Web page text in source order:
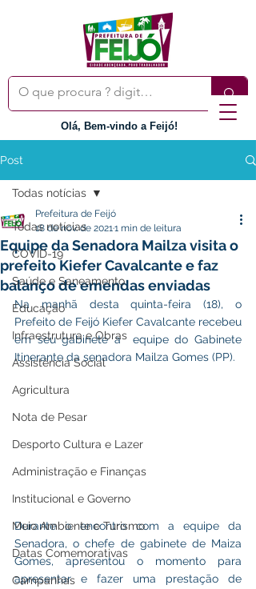
Olá, Bem-vindo a Feijó!
Post
Todas notícias
COVID-19
Saúde e Saneamento
Educação
Infraestrutura e Obras
Assistência Social
Agricultura
Nota de Pesar
Desporto Cultura e Lazer
Administração e Finanças
Institucional e Governo
Meio Ambiente e Turismo
Datas Comemorativas
Campanhas
Todas notícias
Equipe da Senadora Mailza visita o
prefeito Kiefer Cavalcante e faz
balanço de emendas enviadas
Prefeitura de Feijó
18 de nov. de 20211 min de leitura
Na manhã desta quinta-feira (18), o
Prefeito de Feijó Kiefer Cavalcante recebeu
em seu gabinete a  equipe do Gabinete
Itinerante da senadora Mailza Gomes (PP).
Durante o encontro com a equipe da
Senadora, o chefe de gabinete de Maiza
Gomes, apresentou o momento para
apresentar e fazer uma prestação de